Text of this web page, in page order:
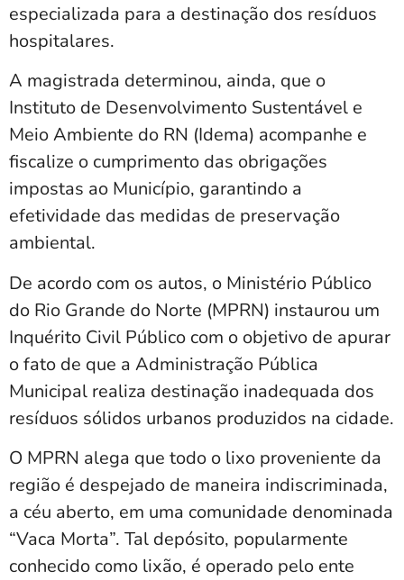
especializada para a destinação dos resíduos
hospitalares.
A magistrada determinou, ainda, que o
Instituto de Desenvolvimento Sustentável e
Meio Ambiente do RN (Idema) acompanhe e
fiscalize o cumprimento das obrigações
impostas ao Município, garantindo a
efetividade das medidas de preservação
ambiental.
De acordo com os autos, o Ministério Público
do Rio Grande do Norte (MPRN) instaurou um
Inquérito Civil Público com o objetivo de apurar
o fato de que a Administração Pública
Municipal realiza destinação inadequada dos
resíduos sólidos urbanos produzidos na cidade.
O MPRN alega que todo o lixo proveniente da
região é despejado de maneira indiscriminada,
a céu aberto, em uma comunidade denominada
“Vaca Morta”. Tal depósito, popularmente
conhecido como lixão, é operado pelo ente